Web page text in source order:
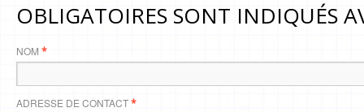
OBLIGATOIRES SONT INDIQUÉS
NOM *
ADRESSE DE CONTACT*